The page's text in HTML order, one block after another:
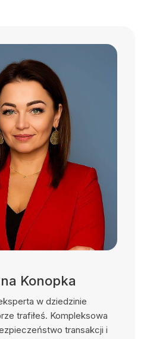
Konopka
w dziedzinie
trafiłeś. Kompleksowa
transakcji i